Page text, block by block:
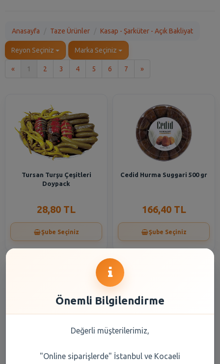
Anasayfa Taze Ürünler Kasap - Şarküter - Açık Bakliyat
Reyon Seçiniz Marka Seçiniz
« 1 2 3 4 5 6 7 »Son
Tursan Turşu Çeşitleri
Doypack
28,80 TL
Şube Seçiniz
Cedid Hurma Suggari 500 gr
166,40 TL
Şube Seçiniz
Önemli Bilgilendirme
Değerli müşterilerimiz,
"Online siparişlerde" İstanbul ve Kocaeli